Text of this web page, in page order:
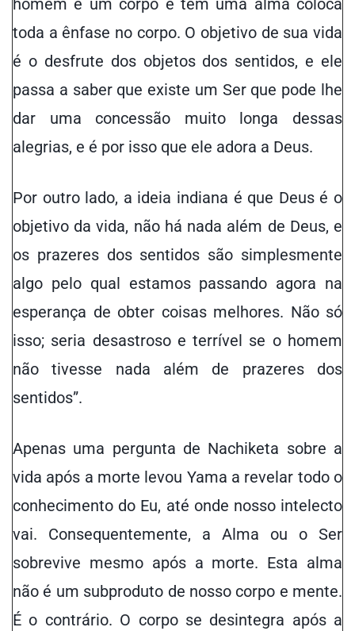
homem é um corpo e tem uma alma coloca
toda a ênfase no corpo. O objetivo de sua vida
é o desfrute dos objetos dos sentidos, e ele
passa a saber que existe um Ser que pode lhe
dar uma concessão muito longa dessas
alegrias, e é por isso que ele adora a Deus.
Por outro lado, a ideia indiana é que Deus é o
objetivo da vida, não há nada além de Deus, e
os prazeres dos sentidos são simplesmente
algo pelo qual estamos passando agora na
esperança de obter coisas melhores. Não só
isso; seria desastroso e terrível se o homem
não tivesse nada além de prazeres dos
sentidos”.
Apenas uma pergunta de Nachiketa sobre a
vida após a morte levou Yama a revelar todo o
conhecimento do Eu, até onde nosso intelecto
vai. Consequentemente, a Alma ou o Ser
sobrevive mesmo após a morte. Esta alma
não é um subproduto de nosso corpo e mente.
É o contrário. O corpo se desintegra após a